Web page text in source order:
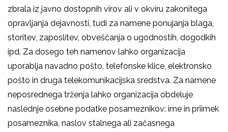
zbrala iz javno dostopnih virov ali v okviru zakonitega
opravljanja dejavnosti, tudi za namene ponujanja blaga,
storitev, zaposlitev, obveščanja o ugodnostih, dogodkih
ipd. Za dosego teh namenov lahko organizacija
uporablja navadno pošto, telefonske klice, elektronsko
pošto in druga telekomunikacijska sredstva. Za namene
neposrednega trženja lahko organizacija obdeluje
naslednje osebne podatke posameznikov: ime in priimek
posameznika, naslov stalnega ali začasnega